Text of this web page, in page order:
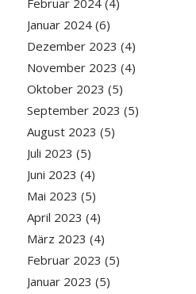
Februar 2024(4)
Januar 2024(6)
Dezember 2023 (4)
November 2023 (4)
Oktober 2023 (5)
September 2023 (5)
August 2023 (5)
Juli 2023 (5)
Juni 2023 (4)
Mai 2023 (5)
April 2023 (4)
März 2023 (4)
Februar 2023 (5)
Januar 2023 (5)